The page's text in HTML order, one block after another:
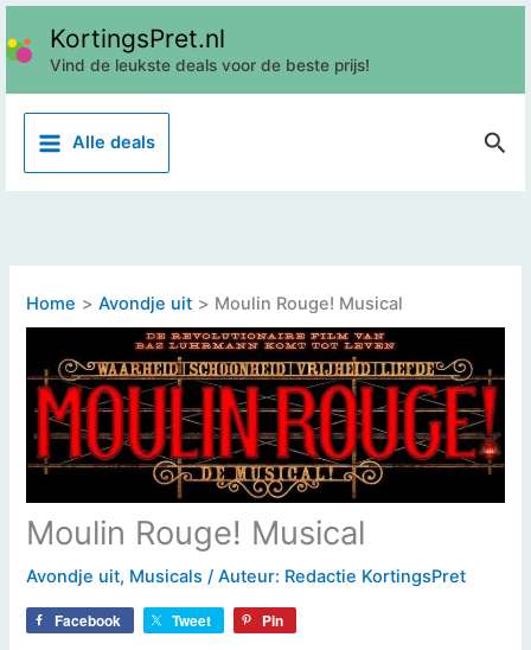
Ga
naar
inhoud
KortingsPret.nl
Vind de leukste deals voor de beste prijs!
Alle deals
Z
e
Home Avondje uit Moulin Rouge! Musical
Moulin Rouge! Musical
Avondje uit, Musicals / Auteur: Redactie KortingsPret
Facebook Tweet Pin